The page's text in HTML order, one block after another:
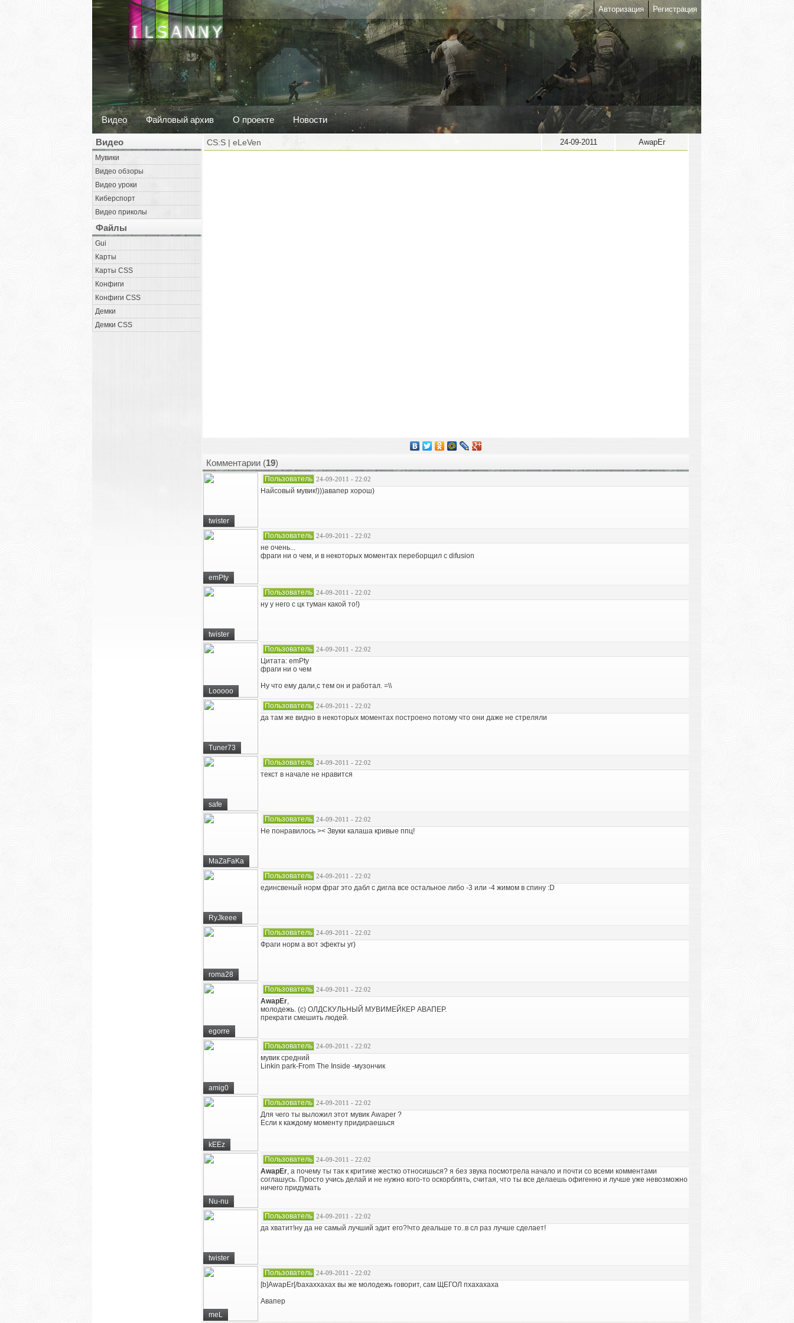
Авторизация Регистрация
Видео Файловый архив О проекте Новости
Видео
Мувики
Видео обзоры
Видео уроки
Киберспорт
Видео приколы
Файлы
Gui
Карты
Карты CSS
Конфиги
Конфиги CSS
Демки
Демки CSS
CS:S | eLeVen 24-09-2011 AwapEr
Комментарии (19)
twister
Пользователь 24-09-2011 - 22:02
Найсовый мувик!)))авапер хорош)
emPty
Пользователь 24-09-2011 - 22:02
не очень...
фраги ни о чем, и в некоторых моментах переборщил с difusion
twister
Пользователь 24-09-2011 - 22:02
ну у него с цк туман какой то!)
Looooo
Пользователь 24-09-2011 - 22:02
Цитата: emPty
фраги ни о чем
Ну что ему дали,с тем он и работал. =\\
Tuner73
Пользователь 24-09-2011 - 22:02
да там же видно в некоторых моментах построено потому что они даже не стреляли
safe
Пользователь 24-09-2011 - 22:02
текст в начале не нравится
MaZaFaKa
Пользователь 24-09-2011 - 22:02
Не понравилось >< Звуки калаша кривые ппц!
RyJkeee
Пользователь 24-09-2011 - 22:02
единсвеный норм фраг это дабл с дигла все остальное либо -3 или -4 жимом в спину :D
roma28
Пользователь 24-09-2011 - 22:02
Фраги норм а вот эфекты уг)
egorre
Пользователь 24-09-2011 - 22:02
AwapEr,
молодежь. (с) ОЛДСКУЛЬНЫЙ МУВИМЕЙКЕР АВАПЕР.
прекрати смешить людей.
amig0
Пользователь 24-09-2011 - 22:02
мувик средний
Linkin park-From The Inside -музончик
kEEz
Пользователь 24-09-2011 - 22:02
Для чего ты выложил этот мувик Awaper ?
Если к каждому моменту придираешься
Nu-nu
Пользователь 24-09-2011 - 22:02
AwapEr, а почему ты так к критике жестко относишься? я без звука посмотрела начало и почти со всеми комментами
соглашусь. Просто учись делай и не нужно кого-то оскорблять, считая, что ты все делаешь офигенно и лучше уже невозможно
ничего придумать
twister
Пользователь 24-09-2011 - 22:02
да хватит!ну да не самый лучший эдит его?!что деальше то..в сл раз лучше сделает!
meL
Пользователь 24-09-2011 - 22:02
[b]AwapEr[/bахаххахах вы же молодежь говорит, сам ЩЕГОЛ пхахахаха
Авапер